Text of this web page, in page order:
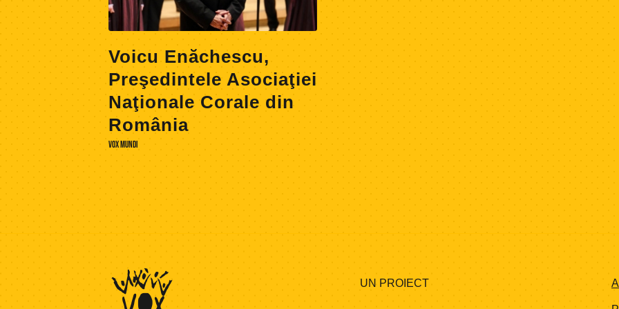
Voicu Enăchescu,
Preşedintele Asociaţiei
Naţionale Corale din
România
VOX MUNDI
UN PROIECT